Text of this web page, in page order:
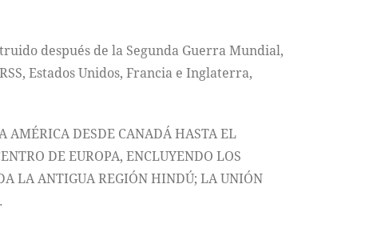
después de la Segunda Guerra Mundial,
Estados Unidos, Francia e Inglaterra,
AMÉRICA DESDE CANADÁ HASTA EL
DE EUROPA, ENCLUYENDO LOS
LA ANTIGUA REGIÓN HINDÚ; LA UNIÓN